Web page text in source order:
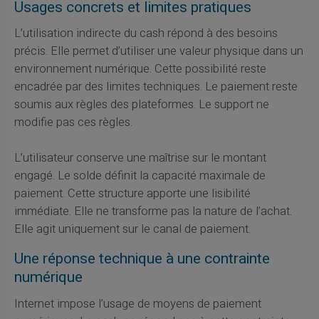
Usages concrets et limites pratiques
L’utilisation indirecte du cash répond à des besoins
précis. Elle permet d’utiliser une valeur physique dans un
environnement numérique. Cette possibilité reste
encadrée par des limites techniques. Le paiement reste
soumis aux règles des plateformes. Le support ne
modifie pas ces règles.
L’utilisateur conserve une maîtrise sur le montant
engagé. Le solde définit la capacité maximale de
paiement. Cette structure apporte une lisibilité
immédiate. Elle ne transforme pas la nature de l’achat.
Elle agit uniquement sur le canal de paiement.
Une réponse technique à une contrainte
numérique
Internet impose l’usage de moyens de paiement